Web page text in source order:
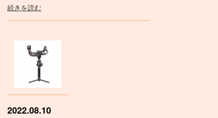
続きを読む
2022.08.10